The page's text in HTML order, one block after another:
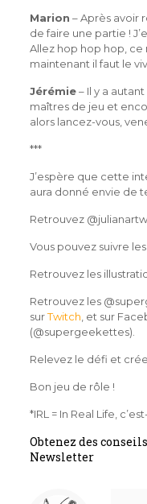
Marion – Après avoir
de faire une partie !
Allez hop hop hop, ce
maintenant il faut le
Jérémie– Il y a
maîtres de jeu et
alors lancez-vous,
***
J’espère que cette
aura donné envie de
Retrouvez
Vous pouvez suivre
Retrouvez les
Retrouvez les
surTwitch , et sur
(@supergeekettes).
Relevez le défi et
Bon jeu de rôle !
*IRL = In Real Life,
Obtenez des
Newsletter